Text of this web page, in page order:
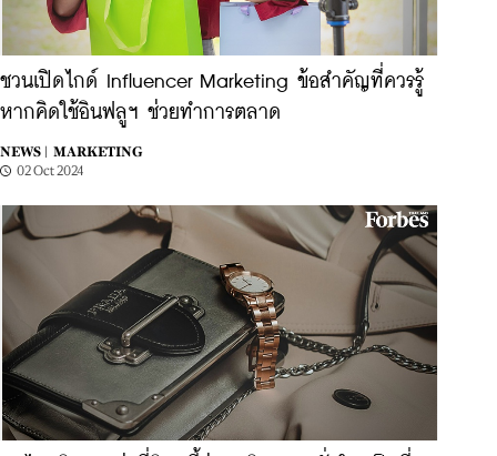
ชวนเปิดไกด์ Influencer Marketing ข้อสำคัญที่ควรรู้
หากคิดใช้อินฟลูฯ ช่วยทำการตลาด
NEWS |
MARKETING
02 Oct 2024